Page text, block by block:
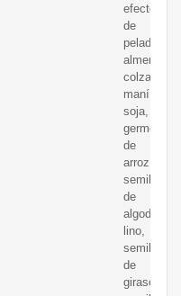
efecto
de
pelado),
almendras,
colza,
maní,
soja,
germen
de
arroz,
semillas
de
algodón,
lino,
semillas
de
girasol,